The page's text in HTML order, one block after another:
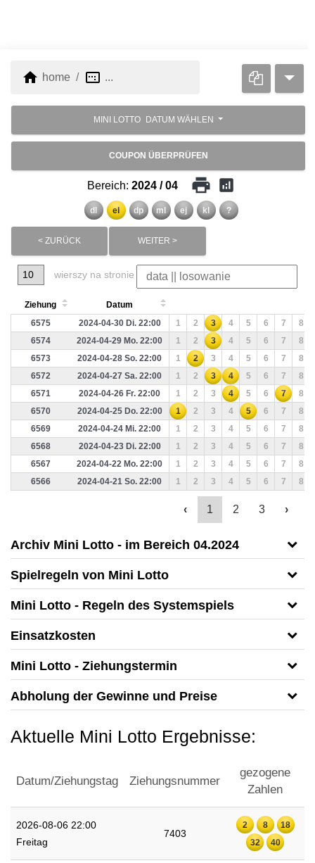
home home image_aspect_ratio ...
MINI LOTTO DATUM WÄHLEN
COUPON ÜBERPRÜFEN
Bereich: 2024 / 04 print analytics
dl el dp ml ej kl ?
< ZURÜCK WEITER >
wierszy na stronie
Ziehung
Datum
6575
2024-04-30 Di. 22:00 1 2 3 4 5 6 7
8
6574
2024-04-29 Mo. 22:00 1 2 3 4 5 6 7
8
6573
2024-04-28 So. 22:00 1 2 3 4 5 6 7
8
6572
2024-04-27 Sa. 22:00 1 2 3 4 5 6 7
8
6571
2024-04-26 Fr. 22:00 1 2 3 4 5 6 7
8
6570
2024-04-25 Do. 22:00 1 2 3 4 5 6 7
8
6569
2024-04-24 Mi. 22:00 1 2 3 4 5 6 7
8
6568
2024-04-23 Di. 22:00 1 2 3 4 5 6 7
8
6567
2024-04-22 Mo. 22:00 1 2 3 4 5 6 7
8
6566
2024-04-21 So. 22:00 1 2 3 4 5 6 7 8
‹ 1 2 3 ›
Archiv Mini Lotto - im Bereich 04.2024
Spielregeln von Mini Lotto
Mini Lotto - Regeln des Systemspiels
Einsatzkosten
Mini Lotto - Ziehungstermin
Abholung der Gewinne und Preise
Aktuelle Mini Lotto Ergebnisse:
Datum/Ziehungstag Ziehungsnummer
gezogene
Zahlen
2026-08-06 22:00
Freitag
7403
2 8
18
32
40